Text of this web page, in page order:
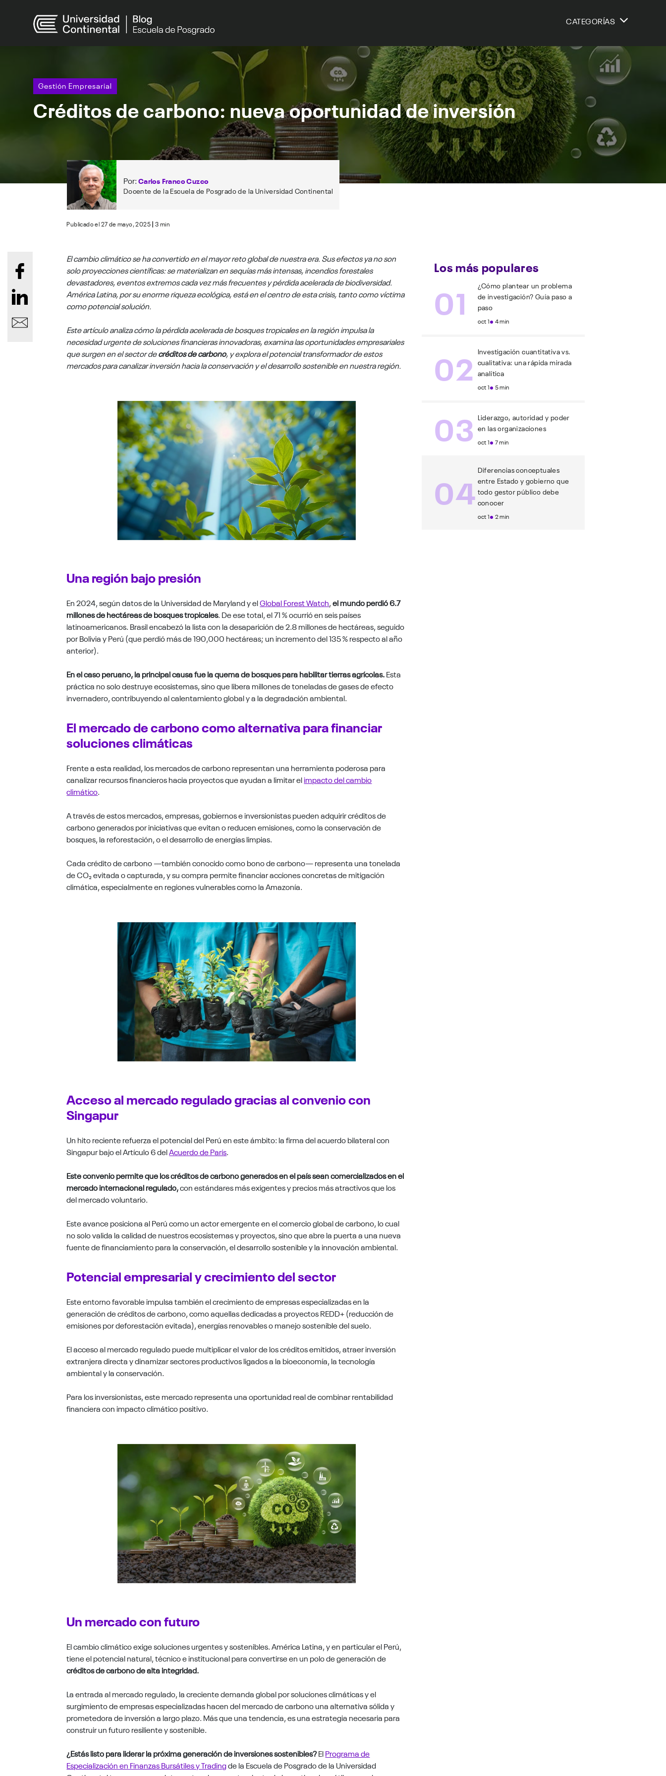
CATEGORÍAS
Gestión Empresarial
Créditos de carbono: nueva oportunidad de inversión
Por: Carlos Franco Cuzco
Docente de la Escuela de Posgrado de la Universidad Continental
Publicado el 27 de mayo, 2025| 3 min
El cambio climático se ha convertido en el mayor reto global de nuestra era. Sus efectos ya no son
solo proyecciones científicas: se materializan en sequías más intensas, incendios forestales
devastadores, eventos extremos cada vez más frecuentes y pérdida acelerada de biodiversidad.
América Latina, por su enorme riqueza ecológica, está en el centro de esta crisis, tanto como víctima
como potencial solución.
Este artículo analiza cómo la pérdida acelerada de bosques tropicales en la región impulsa la
necesidad urgente de soluciones financieras innovadoras, examina las oportunidades empresariales
que surgen en el sector decréditos de carbono, y explora el potencial transformador de estos
mercados para canalizar inversión hacia la conservación y el desarrollo sostenible en nuestra región.
Una región bajo presión
En 2024, según datos de la Universidad de Maryland y elGlobal Forest Watch,el mundo perdió 6.7
millones de hectáreas de bosques tropicales. De ese total, el 71 % ocurrió en seis países
latinoamericanos. Brasil encabezó la lista con la desaparición de 2.8 millones de hectáreas, seguido
por Bolivia y Perú (que perdió más de 190,000 hectáreas; un incremento del 135 % respecto al año
anterior).
En el caso peruano, la principal causa fue la quema de bosques para habilitar tierras agrícolas.Esta
práctica no solo destruye ecosistemas, sino que libera millones de toneladas de gases de efecto
invernadero, contribuyendo al calentamiento global y a la degradación ambiental.
El mercado de carbono como alternativa para financiar
soluciones climáticas
Frente a esta realidad, los mercados de carbono representan una herramienta poderosa para
canalizar recursos financieros hacia proyectos que ayudan a limitar elimpacto del cambio
climático.
A través de estos mercados, empresas, gobiernos e inversionistas pueden adquirir créditos de
carbono generados por iniciativas que evitan o reducen emisiones, como la conservación de
bosques, la reforestación, o el desarrollo de energías limpias.
Cada crédito de carbono —también conocido como bono de carbono— representa una tonelada
de CO₂ evitada o capturada, y su compra permite financiar acciones concretas de mitigación
climática, especialmente en regiones vulnerables como la Amazonía.
Acceso al mercado regulado gracias al convenio con
Singapur
Un hito reciente refuerza el potencial del Perú en este ámbito: la firma del acuerdo bilateral con
Singapur bajo el Artículo 6 delAcuerdo de París.
Este convenio permite que los créditos de carbono generados en el país sean comercializados en el
mercado internacional regulado,con estándares más exigentes y precios más atractivos que los
del mercado voluntario.
Este avance posiciona al Perú como un actor emergente en el comercio global de carbono, lo cual
no solo valida la calidad de nuestros ecosistemas y proyectos, sino que abre la puerta a una nueva
fuente de financiamiento para la conservación, el desarrollo sostenible y la innovación ambiental.
Potencial empresarial y crecimiento del sector
Este entorno favorable impulsa también el crecimiento de empresas especializadas en la
generación de créditos de carbono, como aquellas dedicadas a proyectos REDD+ (reducción de
emisiones por deforestación evitada), energías renovables o manejo sostenible del suelo.
El acceso al mercado regulado puede multiplicar el valor de los créditos emitidos, atraer inversión
extranjera directa y dinamizar sectores productivos ligados a la bioeconomía, la tecnología
ambiental y la conservación.
Para los inversionistas, este mercado representa una oportunidad real de combinar rentabilidad
financiera con impacto climático positivo.
Un mercado con futuro
El cambio climático exige soluciones urgentes y sostenibles. América Latina, y en particular el Perú,
tiene el potencial natural, técnico e institucional para convertirse en un polo de generación de
créditos de carbono de alta integridad.
La entrada al mercado regulado, la creciente demanda global por soluciones climáticas y el
surgimiento de empresas especializadas hacen del mercado de carbono una alternativa sólida y
prometedora de inversión a largo plazo. Más que una tendencia, es una estrategia necesaria para
construir un futuro resiliente y sostenible.
¿Estás listo para liderar la próxima generación de inversiones sostenibles?ElPrograma de
Especialización en Finanzas Bursátiles y Tradingde la Escuela de Posgrado de la Universidad
Los más populares
01
¿Cómo plantear un problema
de investigación? Guía paso a
paso
oct 1 4 min
02
Investigación cuantitativa vs.
cualitativa: una rápida mirada
analítica
oct 1 5 min
03
Liderazgo, autoridad y poder
en las organizaciones
oct 1 7 min
04
Diferencias conceptuales
entre Estado y gobierno que
todo gestor público debe
conocer
oct 1 2 min